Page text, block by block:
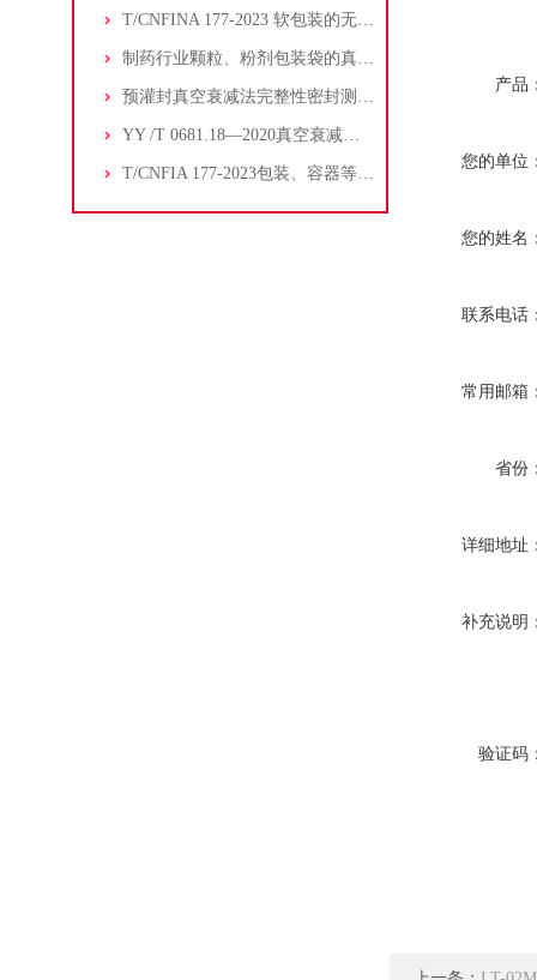
T/CNFINA 177-2023 软包装的无损密封-真空衰减法
制药行业颗粒、粉剂包装袋的真空衰减仪 重点推荐
预灌封真空衰减法完整性密封测试方法
YY /T 0681.18—2020真空衰减泄漏测试理论
T/CNFIA 177-2023包装、容器等的密封性检测真空衰减法
产品
您的单位
您的姓名
联系电话
常用邮箱
省份
详细地址
补充说明
验证码